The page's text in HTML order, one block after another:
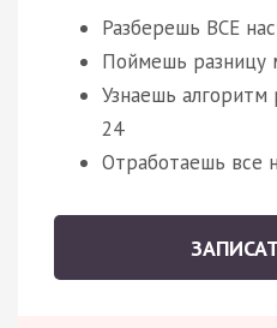
Разберешь ВСЕ
Поймешь разницу
Узнаешь
24
Отработаешь все